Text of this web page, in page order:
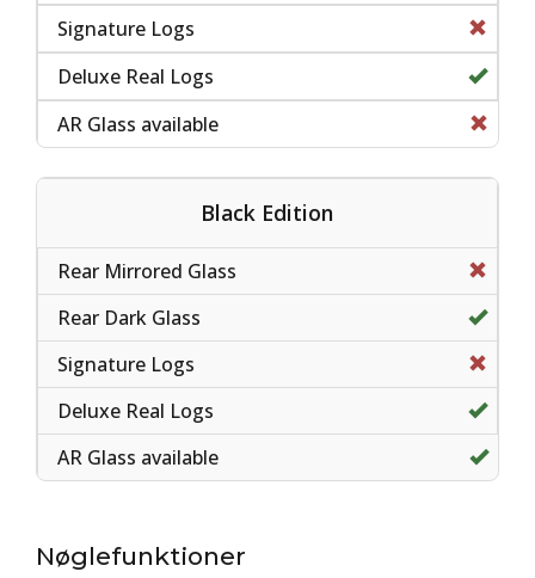
Black Edition
Nøglefunktioner